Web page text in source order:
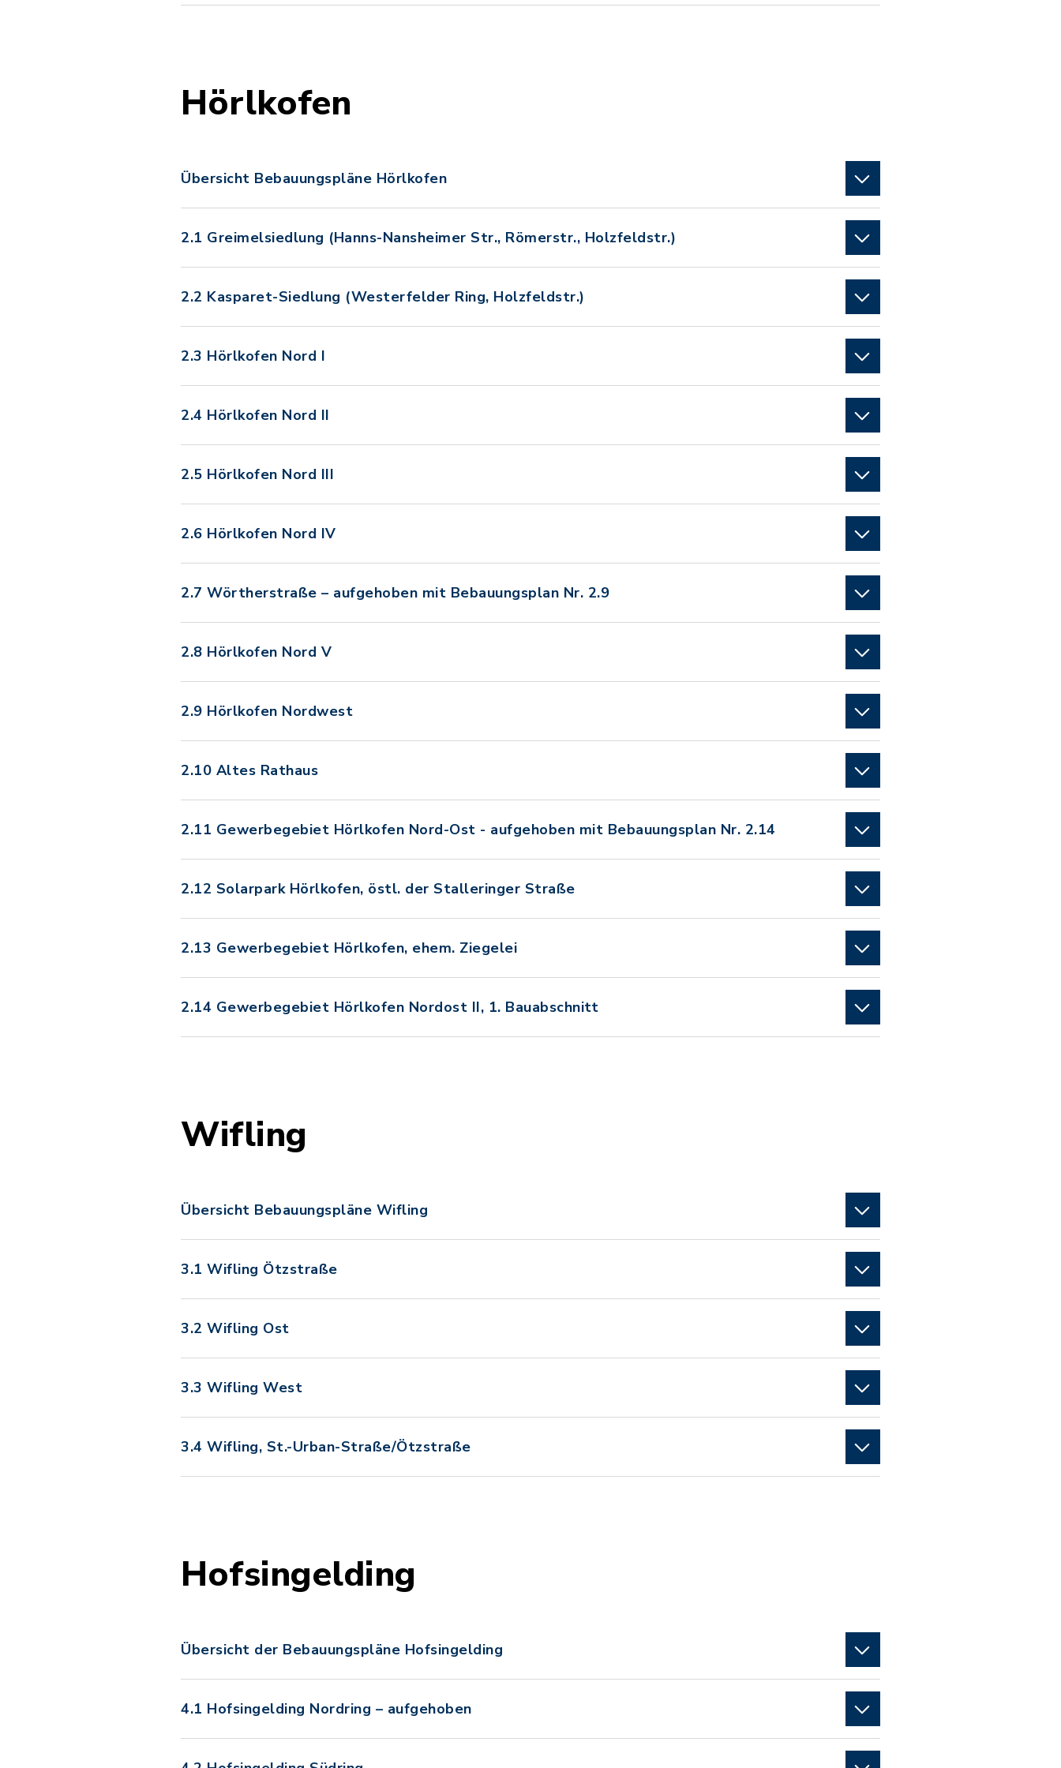
Hörlkofen
Übersicht Bebauungspläne Hörlkofen
2.1 Greimelsiedlung (Hanns-Nansheimer Str., Römerstr., Holzfeldstr.)
2.2 Kasparet-Siedlung (Westerfelder Ring, Holzfeldstr.)
2.3 Hörlkofen Nord I
2.4 Hörlkofen Nord II
2.5 Hörlkofen Nord III
2.6 Hörlkofen Nord IV
2.7 Wörtherstraße – aufgehoben mit Bebauungsplan Nr. 2.9
2.8 Hörlkofen Nord V
2.9 Hörlkofen Nordwest
2.10 Altes Rathaus
2.11 Gewerbegebiet Hörlkofen Nord-Ost - aufgehoben mit Bebauungsplan Nr. 2.14
2.12 Solarpark Hörlkofen, östl. der Stalleringer Straße
2.13 Gewerbegebiet Hörlkofen, ehem. Ziegelei
2.14 Gewerbegebiet Hörlkofen Nordost II, 1. Bauabschnitt
Wifling
Übersicht Bebauungspläne Wifling
3.1 Wifling Ötzstraße
3.2 Wifling Ost
3.3 Wifling West
3.4 Wifling, St.-Urban-Straße/Ötzstraße
Hofsingelding
Übersicht der Bebauungspläne Hofsingelding
4.1 Hofsingelding Nordring – aufgehoben